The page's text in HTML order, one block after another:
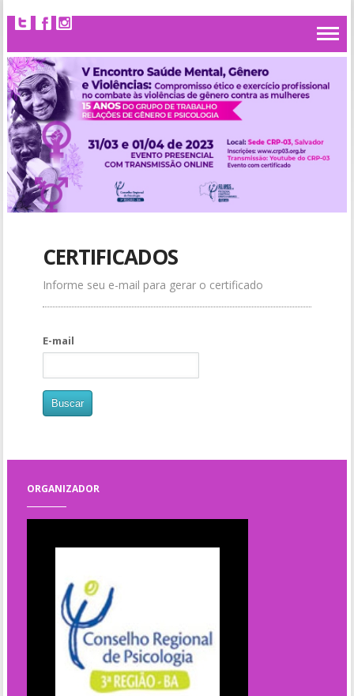
CERTIFICADOS
Informe seu e-mail para gerar o certificado
E-mail
ORGANIZADOR